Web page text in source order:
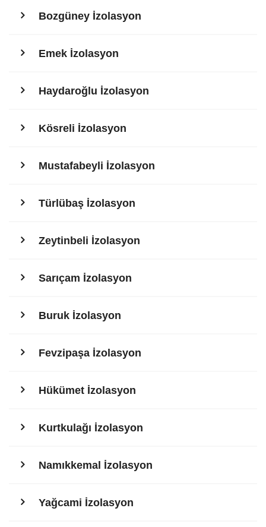
Bozgüney İzolasyon
Emek İzolasyon
Haydaroğlu İzolasyon
Kösreli İzolasyon
Mustafabeyli İzolasyon
Türlübaş İzolasyon
Zeytinbeli İzolasyon
Sarıçam İzolasyon
Buruk İzolasyon
Fevzipaşa İzolasyon
Hükümet İzolasyon
Kurtkulağı İzolasyon
Namıkkemal İzolasyon
Yağcami İzolasyon